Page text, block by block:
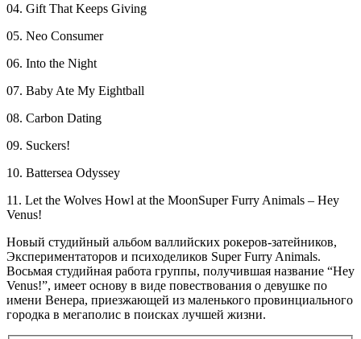
04. Gift That Keeps Giving
05. Neo Consumer
06. Into the Night
07. Baby Ate My Eightball
08. Carbon Dating
09. Suckers!
10. Battersea Odyssey
11. Let the Wolves Howl at the MoonSuper Furry Animals – Hey
Venus!
Новый студийный альбом валлийских рокеров-затейников,
Экспериментаторов и психоделиков Super Furry Animals.
Восьмая студийная работа группы, получившая название “Hey
Venus!”, имеет основу в виде повествования о девушке по
имени Венера, приезжающей из маленького провинциального
городка в мегаполис в поисках лучшей жизни.